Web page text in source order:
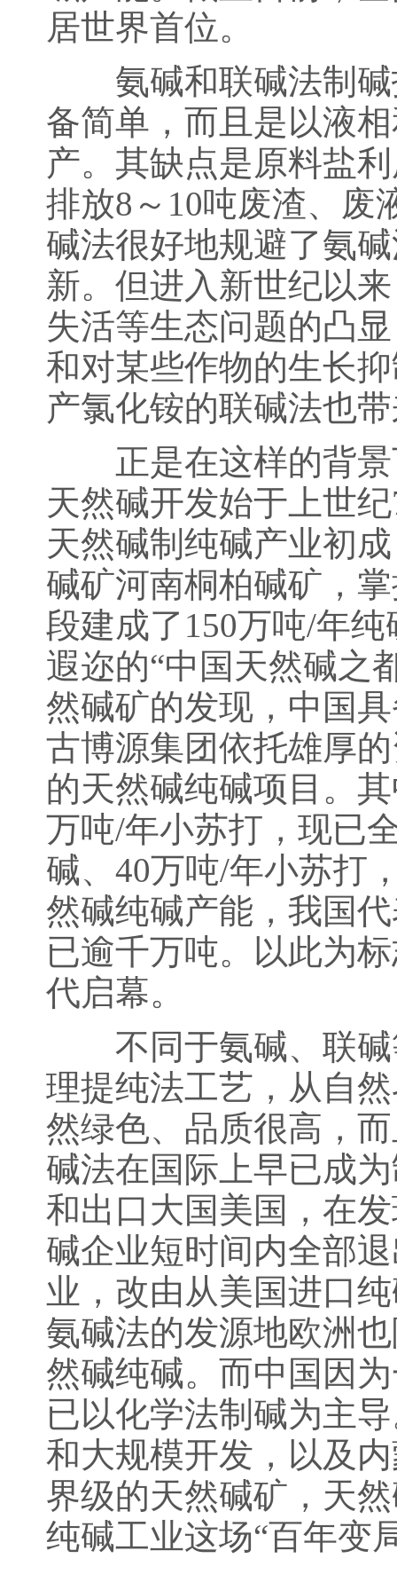
居世界首位。
氨碱和联碱法制碱
备简单，而且是以液
产。其缺点是原料盐
排放8～10吨废渣、废
碱法很好地规避了氨
新。但进入新世纪以
失活等生态问题的凸
和对某些作物的生长
产氯化铵的联碱法也
正是在这样的背景
天然碱开发始于上世
天然碱制纯碱产业初
碱矿河南桐柏碱矿，
段建成了150万吨/年
遐迩的“中国天然碱之
然碱矿的发现，中国
古博源集团依托雄厚
的天然碱纯碱项目。
万吨/年小苏打，现已
碱、40万吨/年小苏打
然碱纯碱产能，我国
已逾千万吨。以此为
代启幕。
不同于氨碱、联碱
理提纯法工艺，从自
然绿色、品质很高，
碱法在国际上早已成
和出口大国美国，在
碱企业短时间内全部
业，改由从美国进口
氨碱法的发源地欧洲
然碱纯碱。而中国因
已以化学法制碱为主
和大规模开发，以及
界级的天然碱矿，天
纯碱工业这场“百年变